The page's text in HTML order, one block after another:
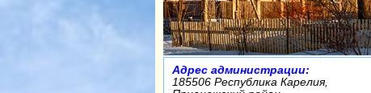
Адрес администрации:
185506 Республика Карелия,